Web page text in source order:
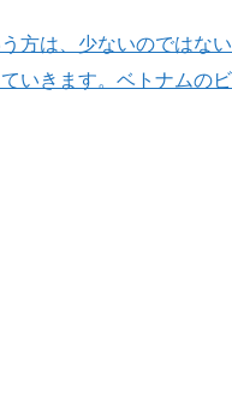
方は、少ないのではな
いきます。ベトナムの